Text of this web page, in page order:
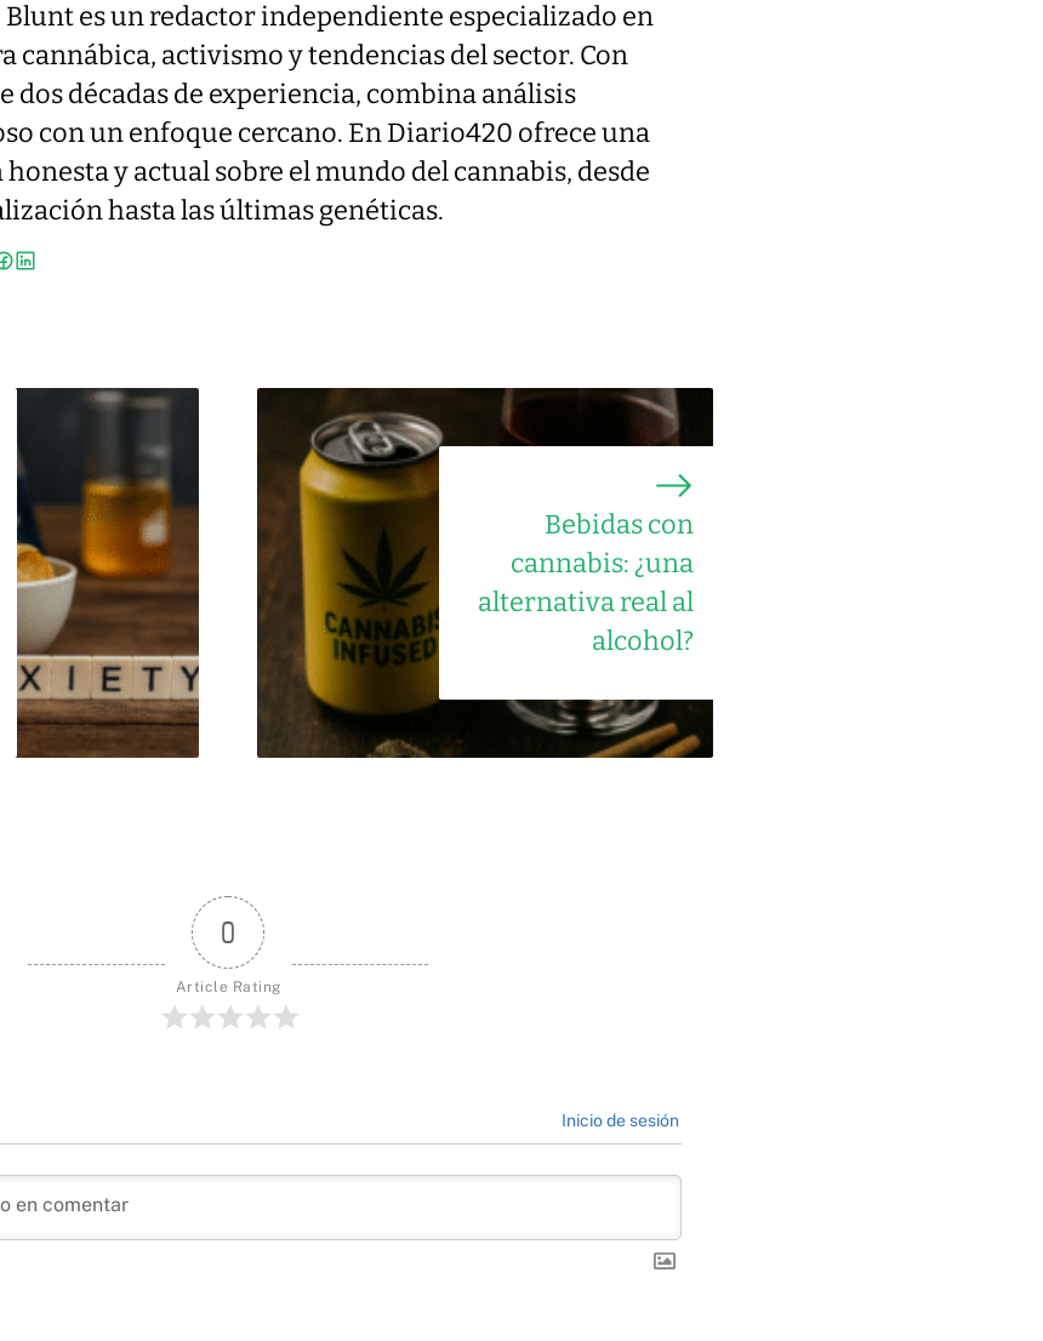
es un redactor independiente especializado en
cannábica, activismo y tendencias del sector. Con
dos décadas de experiencia, combina análisis
con un enfoque cercano. En Diario420 ofrece una
y actual sobre el mundo del cannabis, desde
hasta las últimas genéticas.
Bebidas con
cannabis: ¿una
alternativa real al
alcohol?
0
Article Rating
Inicio de sesión